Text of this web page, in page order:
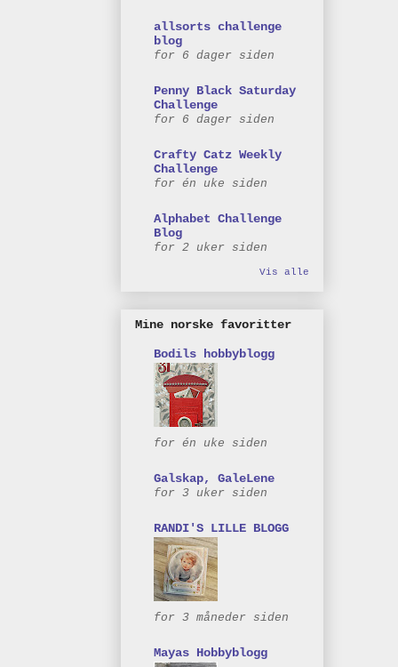
allsorts challenge
blog
for 6 dager siden
Penny Black Saturday
Challenge
for 6 dager siden
Crafty Catz Weekly
Challenge
for én uke siden
Alphabet Challenge
Blog
for 2 uker siden
Vis alle
Mine norske favoritter
Bodils hobbyblogg
for én uke siden
Galskap, GaleLene
for 3 uker siden
RANDI'S LILLE BLOGG
for 3 måneder siden
Mayas Hobbyblogg